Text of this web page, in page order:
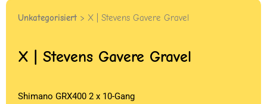
Unkategorisiert > X | Stevens Gavere Gravel
X | Stevens Gavere Gravel
Shimano GRX400 2 x 10-Gang